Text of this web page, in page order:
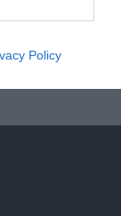
Policy